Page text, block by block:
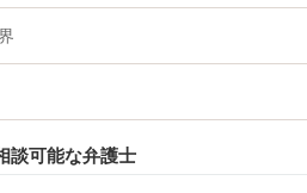
談可能な弁護士